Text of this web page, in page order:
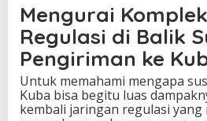
Mengurai
Regulasi di Balik
Pengiriman ke
Untuk memahami mengapa
Kuba bisa begitu luas
kembali jaringan regulasi yang